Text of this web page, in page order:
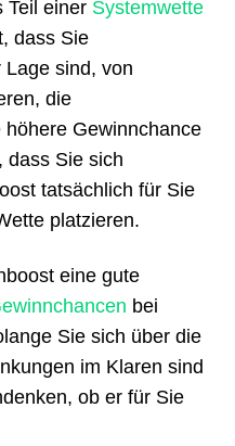
Teil einer Systemwette
dass Sie
sind, von
die
Gewinnchance
dass Sie sich
tatsächlich für Sie
platzieren.
eine gute
bei
Sie sich über die
im Klaren sind
ob er für Sie